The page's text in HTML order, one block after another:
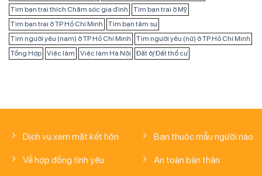
Tìm bạn trai thích Chăm sóc gia đình
Tìm bạn trai ở Mỹ
Tìm bạn trai ở TP Hồ Chí Minh
Tìm bạn tâm sự
Tìm người yêu (nam) ở TP Hồ Chí Minh
Tìm người yêu (nữ) ở TP Hồ Chí Minh
Tổng Hợp
Việc làm Việc làm Hà Nội Đất ở/ Đất thổ cư
Dịch vụ xem mặt kết hôn
Về hợp đồng tình yêu
Bạn thuộc mẫu người nào
An toàn bản thân